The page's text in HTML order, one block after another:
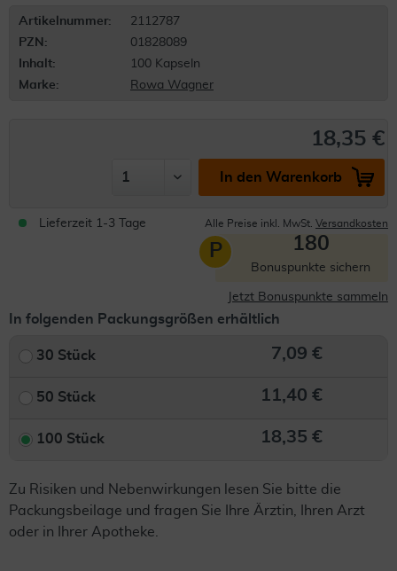
Artikelnummer:
2112787
PZN:
01828089
Inhalt:
100 Kapseln
Marke:
Rowa Wagner
18,35 €
In den Warenkorb
Lieferzeit 1-3 Tage Alle Preise inkl. MwSt. Versandkosten
P 180
Bonuspunkte sichern
Jetzt Bonuspunkte sammeln
In folgenden Packungsgrößen erhältlich
30 Stück 7,09 €
50 Stück 11,40 €
100 Stück 18,35 €
Zu Risiken und Nebenwirkungen lesen Sie bitte die
Packungsbeilage und fragen Sie Ihre Ärztin, Ihren Arzt
oder in Ihrer Apotheke.